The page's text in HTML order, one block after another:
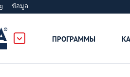
ข้อมูล
ПРОГРАММЫ